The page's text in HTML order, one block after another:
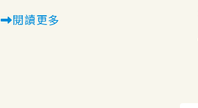
閱讀更多